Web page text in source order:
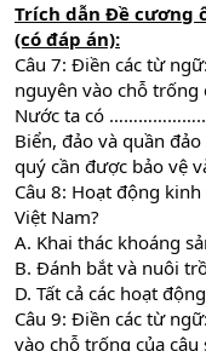
Trích dẫn Đề cương
(có đáp án):
Câu 7: Điền các từ
nguyên vào chỗ trống
Nước ta có
Biển, đảo và quần
quý cần được bảo
Câu 8: Hoạt động
Việt Nam?
A. Khai thác khoáng
B. Đánh bắt và nuôi
D. Tất cả các hoạt
Câu 9: Điền các từ
vào chỗ trống của câu